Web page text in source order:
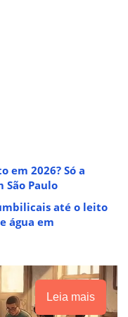
em 2026? Só a
São Paulo
até o leito
água em
Leia mais